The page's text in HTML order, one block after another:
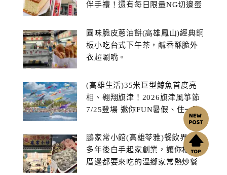
伴手禮！還有每日限量NG切邊蛋
圓味脆皮蔥油餅(高雄鳳山)經典銅
板小吃台式下午茶，鹹香酥脆外
衣超唰嘴。
(高雄生活)35米巨型鯨魚首度亮
相、翱翔旗津！2026旗津風箏節
7/25登場 邀你FUN暑假、住一晚
鵬家常小館(高雄苓雅)餐飲界打滾
多年後白手起家創業，讓你相揪
厝邊都要來吃的溫鄉家常熱炒餐